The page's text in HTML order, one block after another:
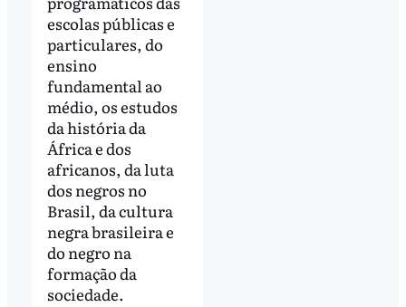
escolas públicas e
particulares, do
ensino
fundamental ao
médio, os estudos
da história da
África e dos
africanos, da luta
dos negros no
Brasil, da cultura
negra brasileira e
do negro na
formação da
sociedade.